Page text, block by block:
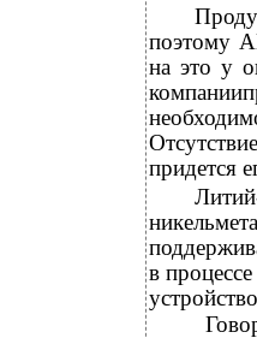
поэтому
на это у
придется
в процессе